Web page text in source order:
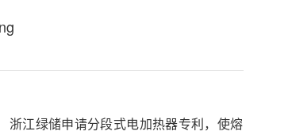
浙江绿储申请分段式电加热器专利，使熔